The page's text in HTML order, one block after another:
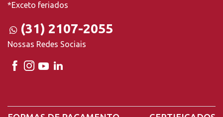
*Exceto feriados
(31) 2107-2055
Nossas Redes Sociais